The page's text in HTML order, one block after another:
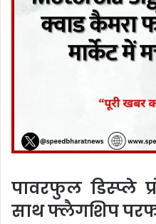
पावरफुल डिस्प्ले
साथ फ्लैगशिप